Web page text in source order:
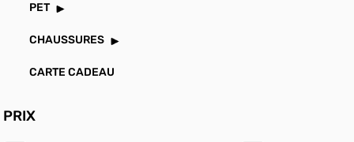
PET
CHAUSSURES
CARTE CADEAU
PRIX